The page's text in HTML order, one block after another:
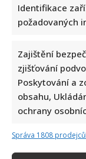
Identifikace
požadovaných
Zajištění
zjišťování
Poskytování a
obsahu,
ochrany
Správa 1808 prodejců